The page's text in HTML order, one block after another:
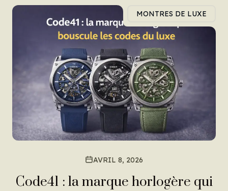
MONTRES DE LUXE
AVRIL 8, 2026
Code41 : la marque horlogère qui